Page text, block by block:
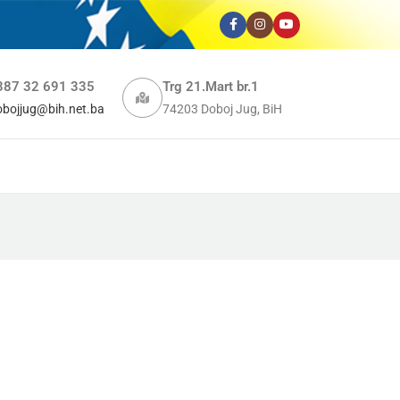
32 691 335 Trg 21.Mart br.1
74203 Doboj Jug, BiH